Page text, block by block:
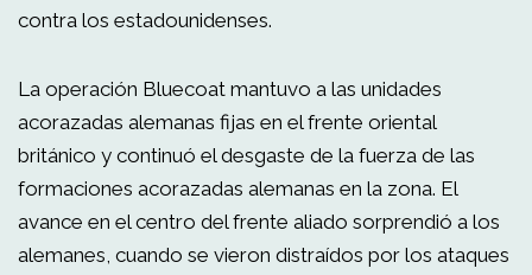
contra los estadounidenses.
La operación Bluecoat mantuvo a las unidades
acorazadas alemanas fijas en el frente oriental
británico y continuó el desgaste de la fuerza de las
formaciones acorazadas alemanas en la zona. El
avance en el centro del frente aliado sorprendió a los
alemanes, cuando se vieron distraídos por los ataques